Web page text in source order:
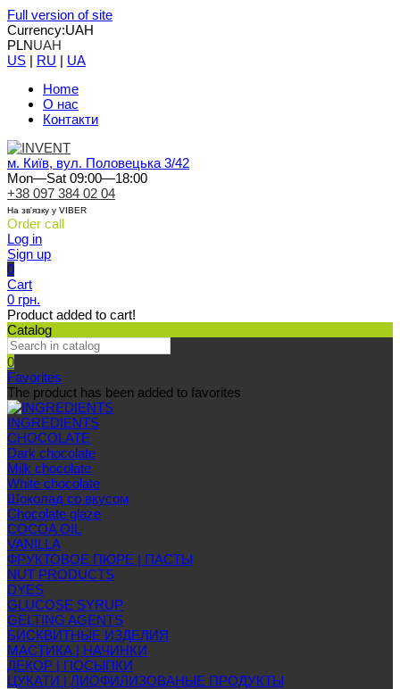
Full version of site
Currency:UAH
PLNUAH
US | RU | UA
Home
О нас
Контакти
м. Київ, вул. Половецька 3/42
Mon—Sat 09:00—18:00
+38 097 384 02 04
На зв'язку у VIBER
Order call
Log in
Sign up
0
Cart
0 грн.
Product added to cart!
Catalog
0
Favorites
The product has been added to favorites
INGREDIENTS
CHOCOLATE
Dark chocolate
Milk chocolate
White chocolate
Шоколад со вкусом
Chocolate glaze
COCOA OIL
VANILLA
ФРУКТОВОЕ ПЮРЕ | ПАСТЫ
NUT PRODUCTS
DYES
GLUCOSE SYRUP
GELTING AGENTS
БИСКВИТНЫЕ ИЗДЕЛИЯ
МАСТИКА | НАЧИНКИ
ДЕКОР | ПОСЫПКИ
ЦУКАТИ | ЛИОФИЛИЗОВАНЫЕ ПРОДУКТЫ